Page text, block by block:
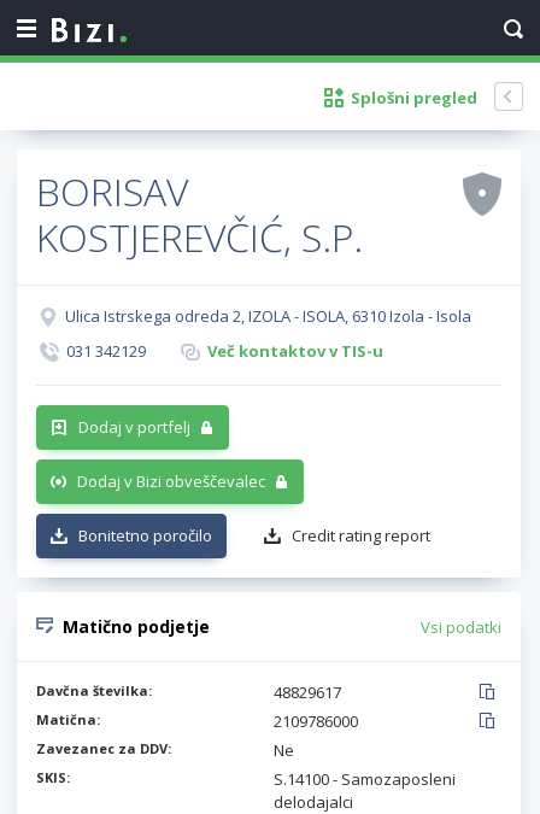
Splošni pregled
BORISAV
KOSTJEREVČIĆ, S.P.
Ulica Istrskega odreda 2, IZOLA - ISOLA, 6310 Izola - Isola
031 342129
Več kontaktov v TIS-u
Dodaj v portfelj
Dodaj v Bizi obveščevalec
Bonitetno poročilo Credit rating report
Matično podjetje Vsi podatki
Davčna številka: 48829617
Matična: 2109786000
Zavezanec za DDV: Ne
SKIS:
S.14100 - Samozaposleni
delodajalci